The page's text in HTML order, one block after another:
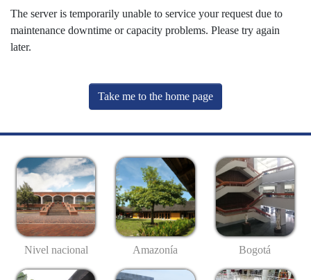
The server is temporarily unable to service your request due to
maintenance downtime or capacity problems. Please try again
later.
Take me to the home page
Nivel nacional Amazonía Bogotá